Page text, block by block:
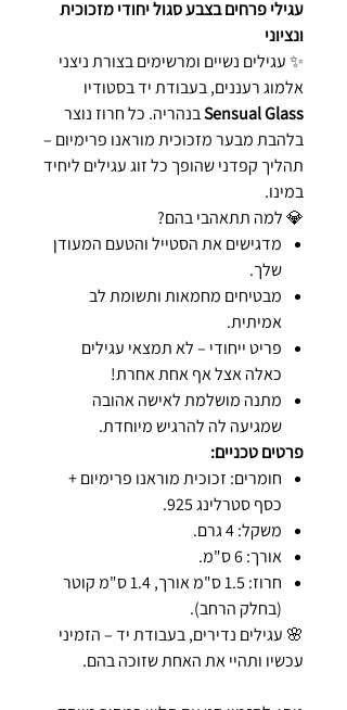
עגילי פרחים בצבע סגול יחודי מזכוכית
ונציוני
✨ עגילים נשיים ומרשימים בצורת ניצני
אלמוג רעננים, בעבודת יד בסטודיו
Sensual Glassבנהריה. כל חרוז נוצר
בלהבת מבער מזכוכית מוראנו פרימיום –
תהליך קפדני שהופך כל זוג עגילים ליחיד
במינו.
💎 למה תתאהבי בהם?
מדגישים את הסטייל והטעם המעודן
שלך.
מבטיחים מחמאות ותשומת לב
אמיתית.
פריט ייחודי – לא תמצאי עגילים
כאלה אצל אף אחת אחרת!
מתנה מושלמת לאישה אהובה
שמגיעה לה להרגיש מיוחדת.
פרטים טכניים:
חומרים: זכוכית מוראנו פרימיום +
כסף סטרלינג 925.
משקל: 4 גרם.
אורך: 6 ס"מ.
חרוז: 1.5 ס"מ אורך, 1.4 ס"מ קוטר
(בחלק הרחב).
🌸 עגילים נדירים, בעבודת יד – הזמיני
עכשיו ותהיי את האחת שזוכה בהם.